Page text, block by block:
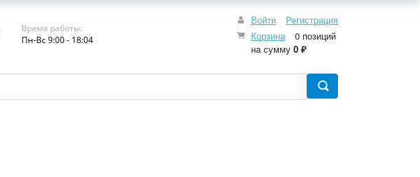
Войти
Регистрация
Корзина
0 позиций
на сумму 0 ₽
Время работы:
Пн-Вс 9:00 - 18:04